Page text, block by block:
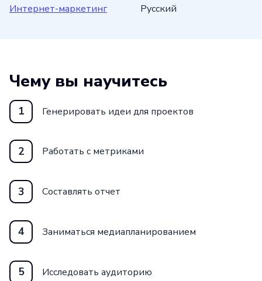
кампании, увеличивать видимость вашего
цифрового маркетинга.
Интернет-маркетинг Русский
Чему вы научитесь
1 Генерировать идеи для проектов
2 Работать с метриками
3 Составлять отчет
4 Заниматься медиапланированием
5 Исследовать аудиторию